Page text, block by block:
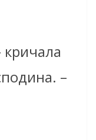
кричала
–